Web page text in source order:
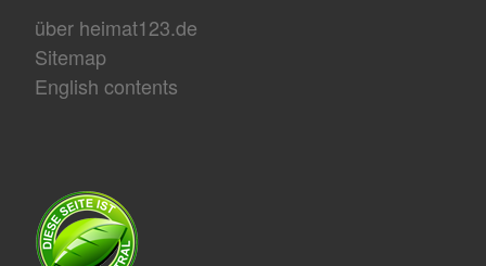
über heimat123.de
Sitemap
English contents